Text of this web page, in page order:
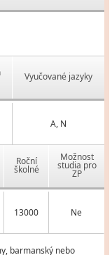
Vyučované jazyky
A, N
Roční
školné
Možnost
studia pro
ZP
13000 Ne
barmanský nebo